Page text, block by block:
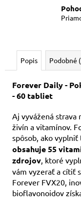
Popis Podobné
Forever Daily -
- 60 tabliet
Aj vyvážená strava
živín a vitamínov.
spôsob, ako
obsahuje 55
zdrojov , ktoré
vám vyzerať a cítiť
Forever FVX20,
bioflavonoidov